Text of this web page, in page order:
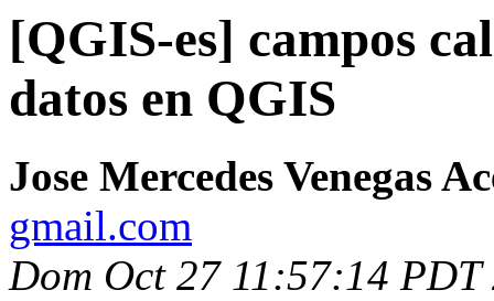
[QGIS-es] campos
datos en QGIS
Jose Mercedes Venegas
gmail.com
Dom Oct 27 11:57:14 PDT